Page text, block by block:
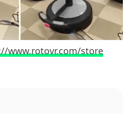
www.rotovr.com/store